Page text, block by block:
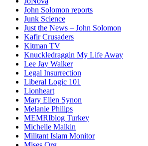
John Solomon reports
Junk Science
Just the News – John Solomon
Kafir Crusaders
Kitman TV
Knuckledraggin My Life Away
Lee Jay Walker
Legal Insurrection
Liberal Logic 101
Lionheart
Mary Ellen Synon
Melanie Philips
MEMRIblog Turkey
Michelle Malkin
Militant Islam Monitor